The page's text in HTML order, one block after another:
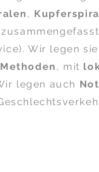
,
Wir legen
, mit
legen auch